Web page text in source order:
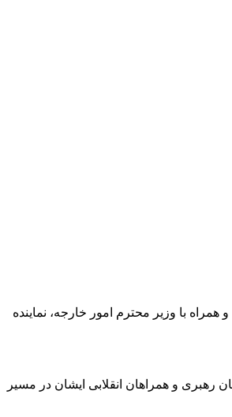
با وزیر محترم امور خارجه، نماینده
رهبری و همراهان انقلابی ایشان در مسیر